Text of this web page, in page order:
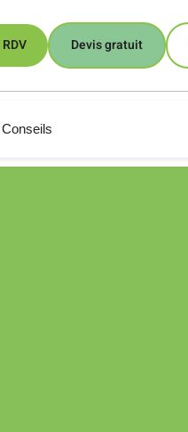
Devis gratuit
Conseils